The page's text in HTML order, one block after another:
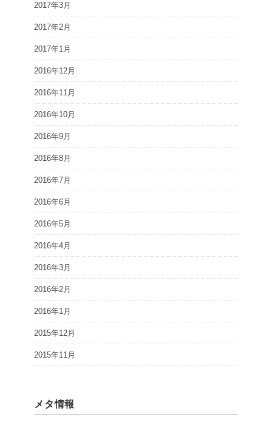
2017年3月
2017年2月
2017年1月
2016年12月
2016年11月
2016年10月
2016年9月
2016年8月
2016年7月
2016年6月
2016年5月
2016年4月
2016年3月
2016年2月
2016年1月
2015年12月
2015年11月
メタ情報